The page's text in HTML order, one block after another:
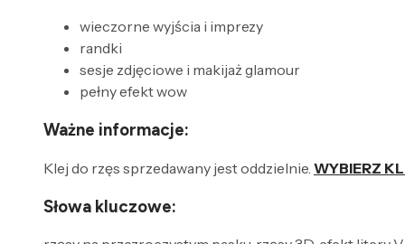
wieczorne wyjścia i imprezy
randki
sesje zdjęciowe i makijaż glamour
pełny efekt wow
Ważne informacje:
Klej do rzęs sprzedawany jest oddzielnie. WYBIERZ
Słowa kluczowe: